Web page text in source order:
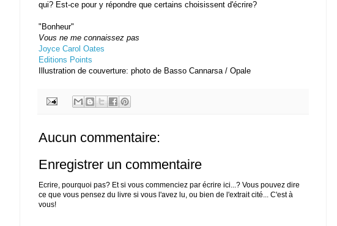
qui? Est-ce pour y répondre que certains choisissent d'écrire?
"Bonheur"
Vous ne me connaissez pas
Joyce Carol Oates
Editions Points
Illustration de couverture: photo de Basso Cannarsa / Opale
Aucun commentaire:
Enregistrer un commentaire
Ecrire, pourquoi pas? Et si vous commenciez par écrire ici...? Vous pouvez dire
ce que vous pensez du livre si vous l'avez lu, ou bien de l'extrait cité... C'est à
vous!